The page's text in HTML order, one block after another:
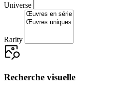
Universe
Rarity
Recherche visuelle